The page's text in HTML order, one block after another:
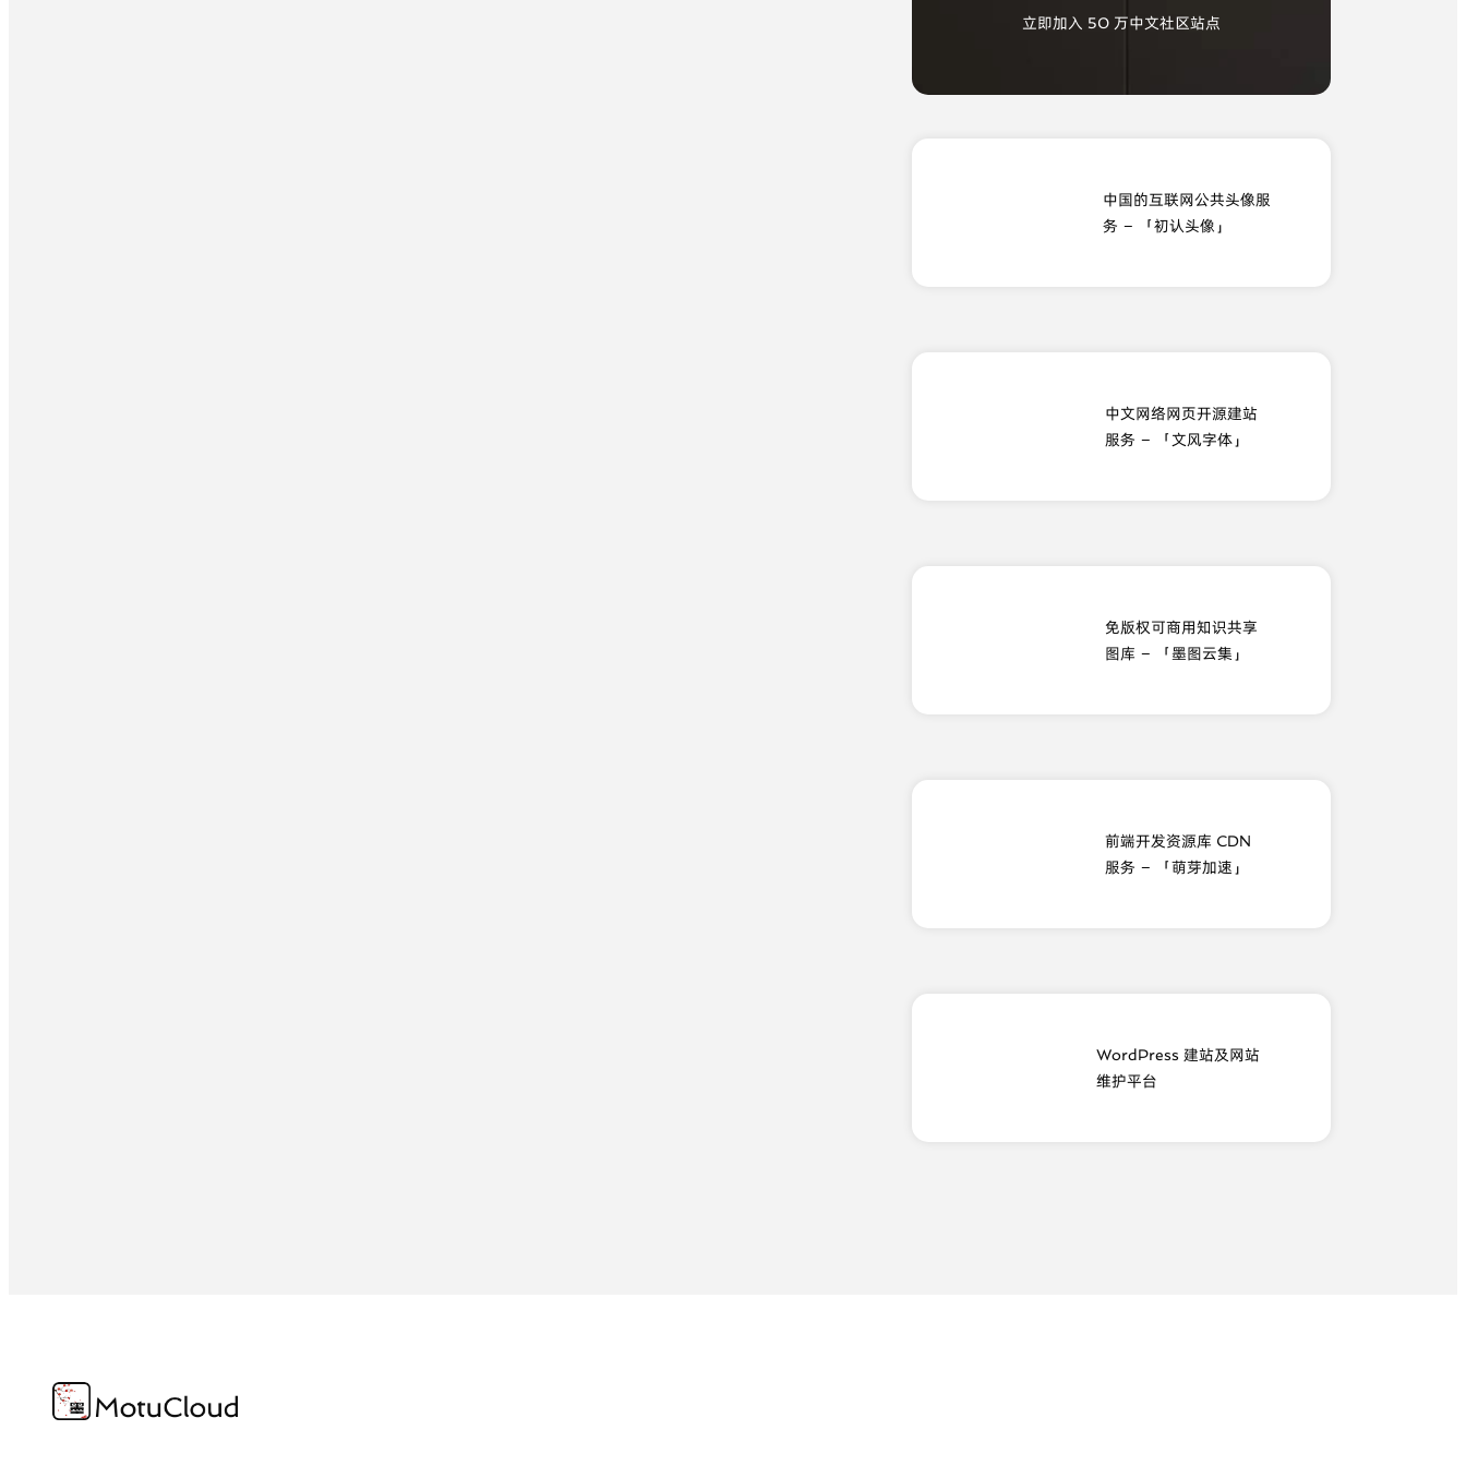
立即加入 50 万中文社区站点
中国的互联网公共头像服
务 – 「初认头像」
中文网络网页开源建站
服务 – 「文风字体」
免版权可商用知识共享
图库 – 「墨图云集」
前端开发资源库 CDN
服务 – 「萌芽加速」
WordPress 建站及网站
维护平台